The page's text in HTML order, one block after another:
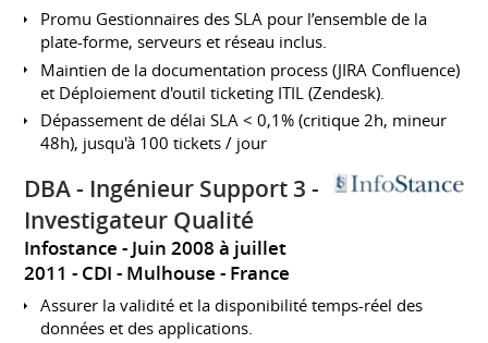
Promu Gestionnaires des SLA pour l’ensemble de la
plate-forme, serveurs et réseau inclus.
Maintien de la documentation process (JIRA Confluence)
et Déploiement d'outil ticketing ITIL (Zendesk).
Dépassement de délai SLA < 0,1% (critique 2h, mineur
48h), jusqu'à 100 tickets / jour
DBA - Ingénieur Support 3 -
Investigateur Qualité
Infostance
Juin 2008 à juillet
2011 CDI Mulhouse France
Assurer la validité et la disponibilité temps-réel des
données et des applications.